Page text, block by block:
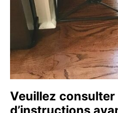
Veuillez consulter